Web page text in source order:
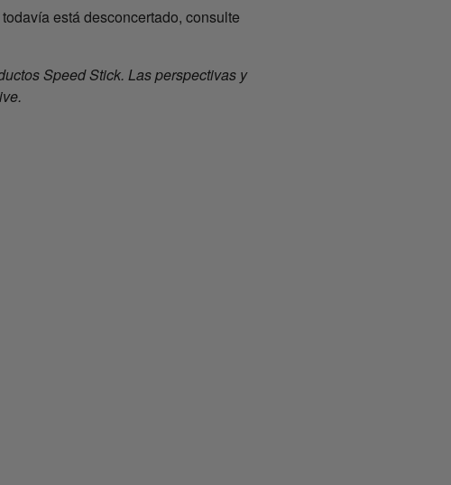
está desconcertado, consulte
Speed Stick. Las perspectivas y